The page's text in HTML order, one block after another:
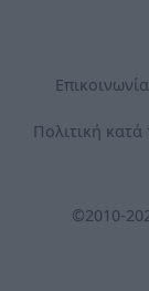
Επικοινωνία
Πολιτική
©2010-